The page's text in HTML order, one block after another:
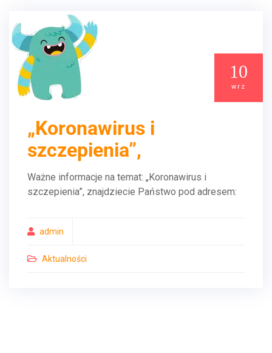
10
wrz
„Koronawirus i
szczepienia”,
Ważne informacje na temat: „Koronawirus i
szczepienia”, znajdziecie Państwo pod adresem:
admin
Aktualności